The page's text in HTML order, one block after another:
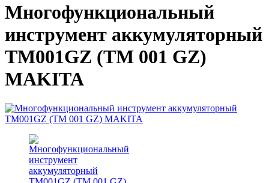
Многофункциональный
инструмент аккумуляторный
TM001GZ (TM 001 GZ)
MAKITA